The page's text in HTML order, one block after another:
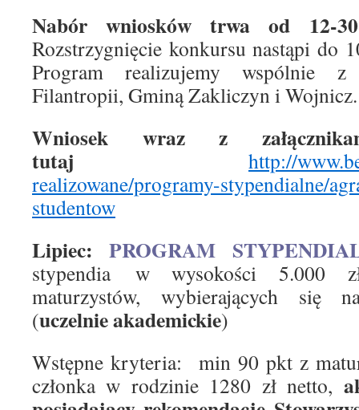
Nabór wniosków trwa od 12-
Rozstrzygnięcie konkursu nastąpi do
Program realizujemy wspólnie z
Filantropii, Gminą Zakliczyn i Wojnicz.
Wniosek wraz z
tutaj
http://
realizowane/programy-stypendialne/
studentow
Lipiec:PROGRAM
stypendia w wysokości 5.000
maturzystów, wybierających się
(uczelnie akademickie)
Wstępne kryteria: min 90 pkt z
członka w rodzinie 1280 zł netto,